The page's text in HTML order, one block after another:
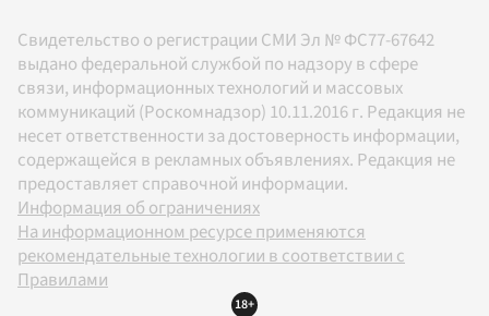
Свидетельство о регистрации СМИ Эл № ФС77-67642
выдано федеральной службой по надзору в сфере
связи, информационных технологий и массовых
коммуникаций (Роскомнадзор) 10.11.2016 г. Редакция не
несет ответственности за достоверность информации,
содержащейся в рекламных объявлениях. Редакция не
предоставляет справочной информации.
Информация об ограничениях
На информационном ресурсе применяются
рекомендательные технологии в соответствии с
Правилами
18+